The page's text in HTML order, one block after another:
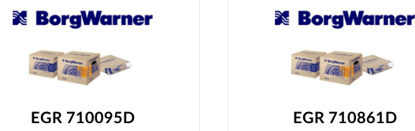
EGR 710095D EGR 710861D